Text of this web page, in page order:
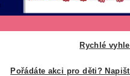
Rychlé
Pořádáte akci pro děti?